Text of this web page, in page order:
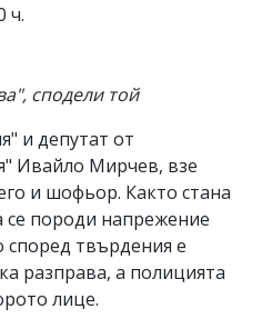
ч.
сподели той
и депутат от
Ивайло Мирчев, взе
и шофьор. Както стана
породи напрежение
според твърдения е
разправа, а полицията
лице.